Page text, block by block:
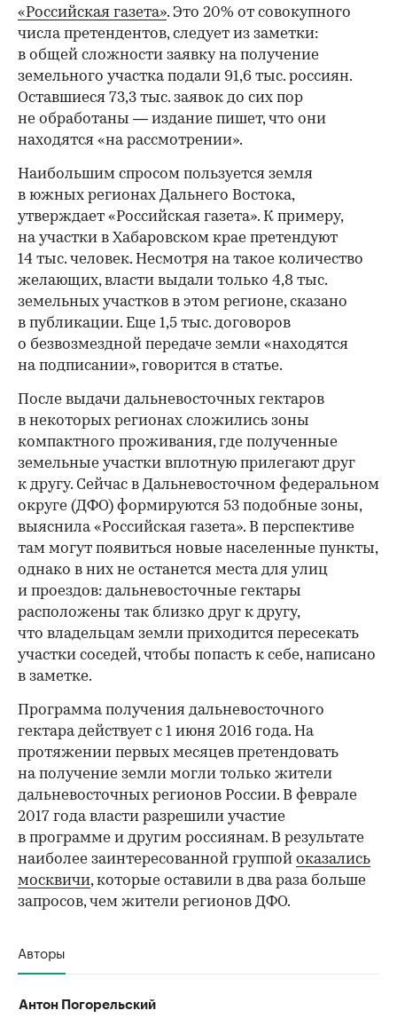
«Российская газета». Это 20% от совокупного
числа претендентов, следует из заметки:
в общей сложности заявку на получение
земельного участка подали 91,6 тыс. россиян.
Оставшиеся 73,3 тыс. заявок до сих пор
не обработаны — издание пишет, что они
находятся «на рассмотрении».
Наибольшим спросом пользуется земля
в южных регионах Дальнего Востока,
утверждает «Российская газета». К примеру,
на участки в Хабаровском крае претендуют
14 тыс. человек. Несмотря на такое количество
желающих, власти выдали только 4,8 тыс.
земельных участков в этом регионе, сказано
в публикации. Еще 1,5 тыс. договоров
о безвозмездной передаче земли «находятся
на подписании», говорится в статье.
После выдачи дальневосточных гектаров
в некоторых регионах сложились зоны
компактного проживания, где полученные
земельные участки вплотную прилегают друг
к другу. Сейчас в Дальневосточном федеральном
округе (ДФО) формируются 53 подобные зоны,
выяснила «Российская газета». В перспективе
там могут появиться новые населенные пункты,
однако в них не останется места для улиц
и проездов: дальневосточные гектары
расположены так близко друг к другу,
что владельцам земли приходится пересекать
участки соседей, чтобы попасть к себе, написано
в заметке.
Программа получения дальневосточного
гектара действует с 1 июня 2016 года. На
протяжении первых месяцев претендовать
на получение земли могли только жители
дальневосточных регионов России. В феврале
2017 года власти разрешили участие
в программе и другим россиянам. В результате
наиболее заинтересованной группой оказались
москвичи, которые оставили в два раза больше
запросов, чем жители регионов ДФО.
Авторы
Антон Погорельский